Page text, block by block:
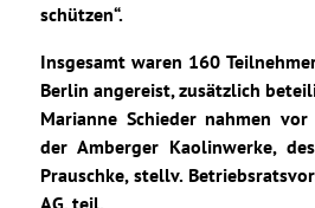
schützen“.
Insgesamt waren 160
Berlin angereist, zusätzlich
Marianne Schieder nahmen
der Amberger Kaolinwerke,
Prauschke, stellv.